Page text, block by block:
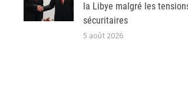
la Libye malgré les
sécuritaires
5 août 2026